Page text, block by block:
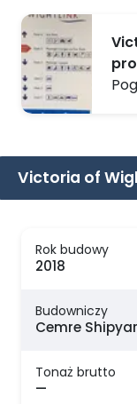
Victoria of
Rok budowy
2018
Budowniczy
Cemre
Tonaż brutto
—